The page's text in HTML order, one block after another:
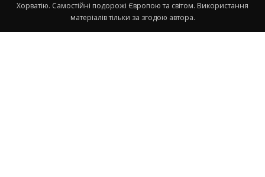
Хорватію. Самостійні подорожі Європою та світом. Використання
матеріалів тільки за згодою автора.